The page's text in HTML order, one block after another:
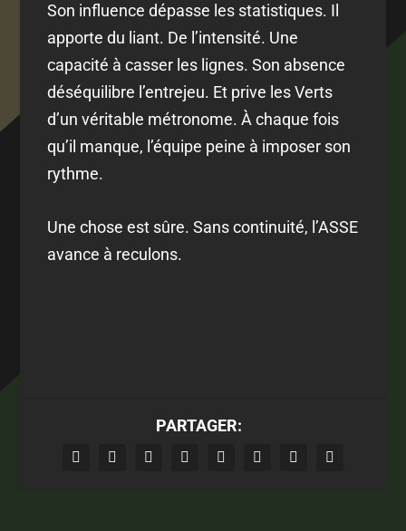
Son influence dépasse les statistiques. Il
apporte du liant. De l’intensité. Une
capacité à casser les lignes. Son absence
déséquilibre l’entrejeu. Et prive les Verts
d’un véritable métronome. À chaque fois
qu’il manque, l’équipe peine à imposer son
rythme.
Une chose est sûre. Sans continuité, l’ASSE
avance à reculons.
PARTAGER: